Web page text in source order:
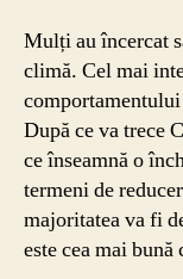
Mulți au încercat
climă. Cel mai
După ce va trece
ce înseamnă o
termeni de
majoritatea va fi
este cea mai